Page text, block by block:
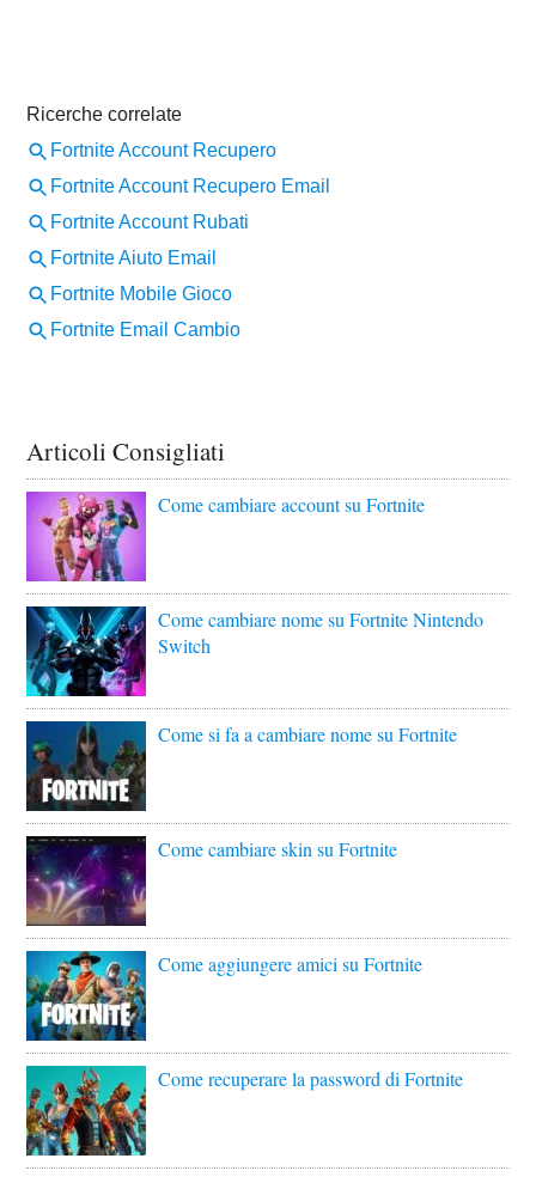
Articoli Consigliati
Come cambiare account su Fortnite
Come cambiare nome su Fortnite Nintendo
Switch
Come si fa a cambiare nome su Fortnite
Come cambiare skin su Fortnite
Come aggiungere amici su Fortnite
Come recuperare la password di Fortnite